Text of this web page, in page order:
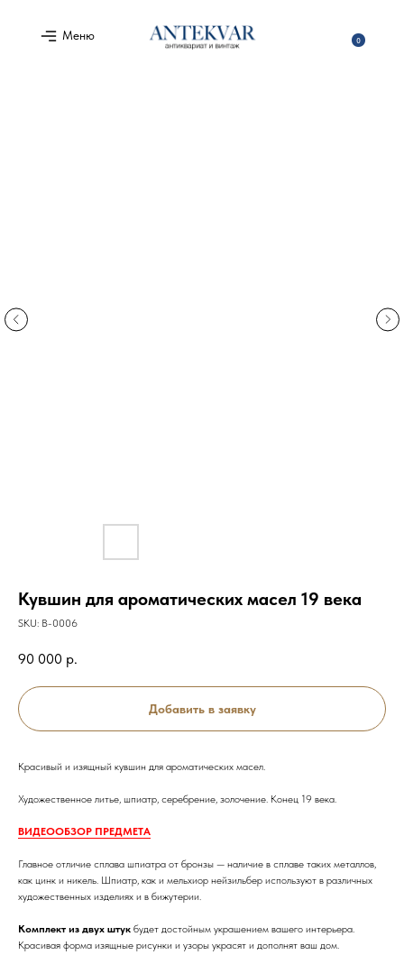
Меню 0
Кувшин для ароматических масел 19 века
SKU: В-0006
90 000 р.
Добавить в заявку
Красивый и изящный кувшин для ароматических масел.
Художественное литье, шпиатр, серебрение, золочение. Конец 19 века.
ВИДЕООБЗОР ПРЕДМЕТА
Главное отличие сплава шпиатра от бронзы — наличие в сплаве таких металлов,
как цинк и никель. Шпиатр, как и мельхиор нейзильбер используют в различных
художественных изделиях и в бижутерии.
Комплект из двух штук будет достойным украшением вашего интерьера.
Красивая форма изящные рисунки и узоры украсят и дополнят ваш дом.